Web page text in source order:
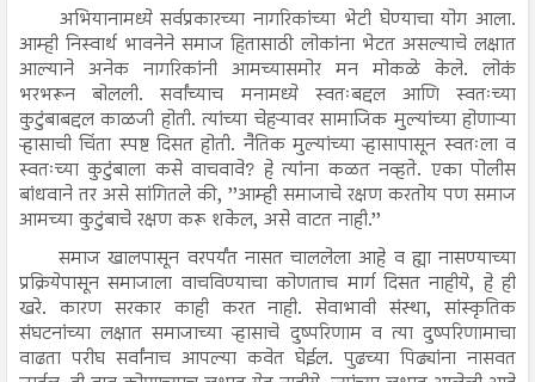
अभियानामध्ये सर्वप्रकारच्या नागरिकांच्या भेटी घेण्याचा योग आला.
आम्ही निस्वार्थ भावनेने समाज हितासाठी लोकांना भेटत असल्याचे लक्षात
आल्याने अनेक नागरिकांनी आमच्यासमोर मन मोकळे केले. लोकं
भरभरून बोलली. सर्वांच्याच मनामध्ये स्वतःबद्दल आणि स्वतःच्या
कुटुंबाबद्दल काळजी होती. त्यांच्या चेहऱ्यावर सामाजिक मुल्यांच्या होणाऱ्या
ऱ्हासाची चिंता स्पष्ट दिसत होती. नैतिक मुल्यांच्या ऱ्हासापासून स्वतःला व
स्वतःच्या कुटुंबाला कसे वाचवावे? हे त्यांना कळत नव्हते. एका पोलीस
बांधवाने तर असे सांगितले की, ’’आम्ही समाजाचे रक्षण करतोय पण समाज
आमच्या कुटुंबाचे रक्षण करू शकेल, असे वाटत नाही.’’
समाज खालपासून वरपर्यंत नासत चाललेला आहे व ह्या नासण्याच्या
प्रक्रियेपासून समाजाला वाचविण्याचा कोणताच मार्ग दिसत नाहीये, हे ही
खरे. कारण सरकार काही करत नाही. सेवाभावी संस्था, सांस्कृतिक
संघटनांच्या लक्षात समाजाच्या ऱ्हासाचे दुष्परिणाम व त्या दुष्परिणामाचा
वाढता परीघ सर्वांनाच आपल्या कवेत घेईल. पुढच्या पिढ्यांना नासवत